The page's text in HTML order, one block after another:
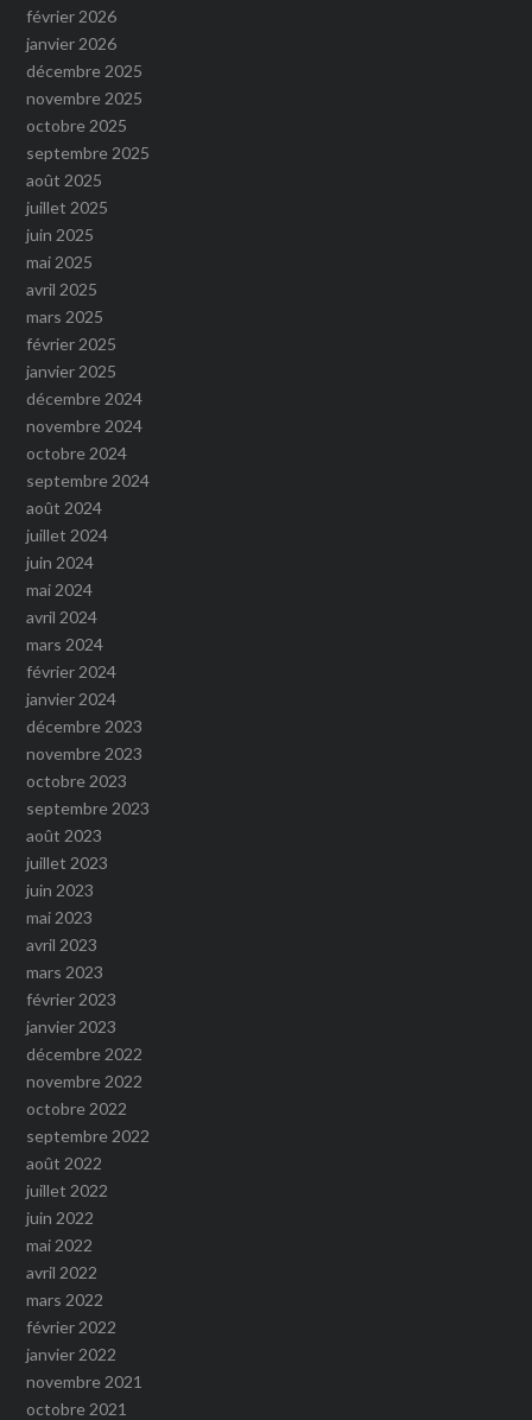
février 2026
janvier 2026
décembre 2025
novembre 2025
octobre 2025
septembre 2025
août 2025
juillet 2025
juin 2025
mai 2025
avril 2025
mars 2025
février 2025
janvier 2025
décembre 2024
novembre 2024
octobre 2024
septembre 2024
août 2024
juillet 2024
juin 2024
mai 2024
avril 2024
mars 2024
février 2024
janvier 2024
décembre 2023
novembre 2023
octobre 2023
septembre 2023
août 2023
juillet 2023
juin 2023
mai 2023
avril 2023
mars 2023
février 2023
janvier 2023
décembre 2022
novembre 2022
octobre 2022
septembre 2022
août 2022
juillet 2022
juin 2022
mai 2022
avril 2022
mars 2022
février 2022
janvier 2022
novembre 2021
octobre 2021